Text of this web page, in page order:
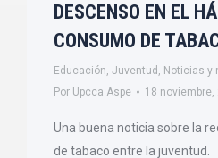
DESCENSO EN EL
CONSUMO DE
Educación, Juventud , Noticias y
Por Upcca Aspe 18 noviembre,
Una buena noticia sobre la
de tabaco entre la juventud.